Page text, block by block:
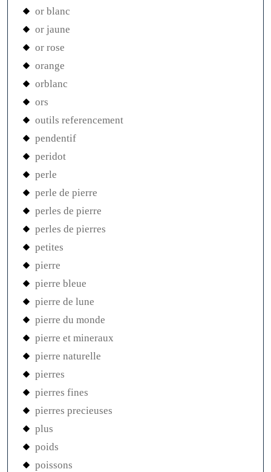
or blanc
or jaune
or rose
orange
orblanc
ors
outils referencement
pendentif
peridot
perle
perle de pierre
perles de pierre
perles de pierres
petites
pierre
pierre bleue
pierre de lune
pierre du monde
pierre et mineraux
pierre naturelle
pierres
pierres fines
pierres precieuses
plus
poids
poissons